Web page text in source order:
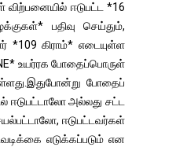
ஈடுபட்ட *16
பதிவு செய்தும்,
*109 கிராம்* எடையுள்ள
உயர்ரக போதைப்பொருள்
போதைப்
ஈடுபட்டாலோ அல்லது சட்ட
ஈடுபட்டவர்கள்
எடுக்கப்படும் என